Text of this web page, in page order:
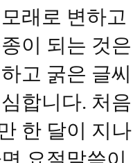
래로 변하
이 되는 것
고 굵은 글
합니다. 처
한 달이 지